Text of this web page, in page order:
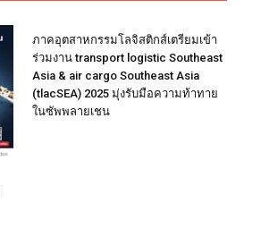
ภาคอุตสาหกรรมโลจิสติกส์เตรียมเข้า
ร่วมงาน transport logistic Southeast
Asia & air cargo Southeast Asia
(tlacSEA) 2025 มุ่งรับมือความท้าทาย
ในซัพพลายเชน